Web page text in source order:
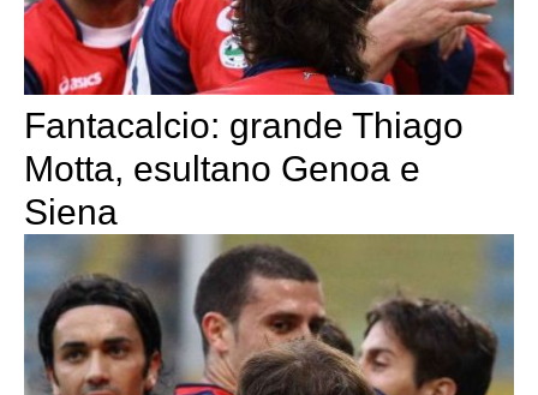
Fantacalcio: grande Thiago
Motta, esultano Genoa e
Siena